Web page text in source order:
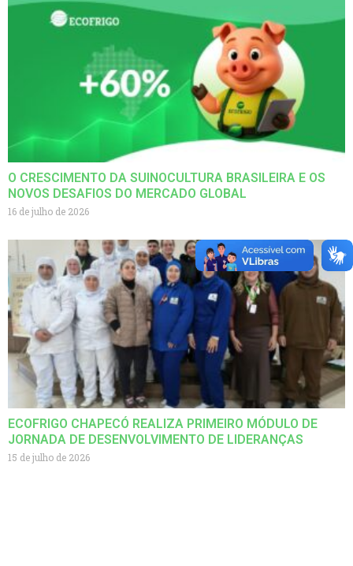
O CRESCIMENTO DA SUINOCULTURA BRASILEIRA E OS
NOVOS DESAFIOS DO MERCADO GLOBAL
16 de julho de 2026
ECOFRIGO CHAPECÓ REALIZA PRIMEIRO MÓDULO DE
JORNADA DE DESENVOLVIMENTO DE LIDERANÇAS
15 de julho de 2026